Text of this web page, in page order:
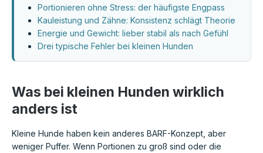
Portionieren ohne Stress: der häufigste Engpass
Kauleistung und Zähne: Konsistenz schlägt Theorie
Energie und Gewicht: lieber stabil als nach Gefühl
Drei typische Fehler bei kleinen Hunden
Was bei kleinen Hunden wirklich
anders ist
Kleine Hunde haben kein anderes BARF-Konzept, aber
weniger Puffer. Wenn Portionen zu groß sind oder die